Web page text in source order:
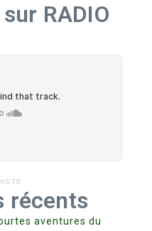
RADIO
récents
aventures du